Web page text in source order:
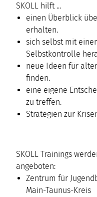
SKOLL hilft ...
einen Überblick
erhalten.
sich selbst mit
Selbstkontrolle
neue Ideen für
finden.
eine eigene
zu treffen.
Strategien zur
SKOLL Trainings
angeboten:
Zentrum für
Main-Taunus-Kreis